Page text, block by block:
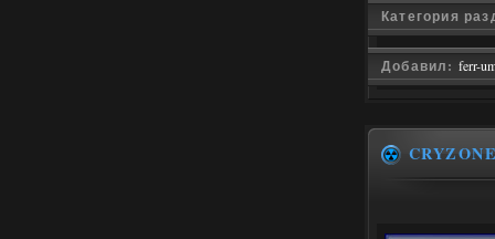
Категория
Добавил: ferr-